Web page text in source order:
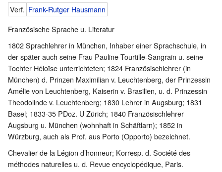
Verf. Frank-Rutger Hausmann
Französische Sprache u. Literatur
1802 Sprachlehrer in München, Inhaber einer Sprachschule, in
der später auch seine Frau Pauline Tourtille-Sangrain u. seine
Tochter Héloïse unterrichteten; 1824 Französischlehrer (in
München) d. Prinzen Maximilian v. Leuchtenberg, der Prinzessin
Amélie von Leuchtenberg, Kaiserin v. Brasilien, u. d. Prinzessin
Theodolinde v. Leuchtenberg; 1830 Lehrer in Augsburg; 1831
Basel; 1833-35 PDoz. U Zürich; 1840 Französischlehrer
Augsburg u. München (wohnhaft in Schäftlarn); 1852 in
Würzburg, auch als Prof. aus Porto (Opporto) bezeichnet.
Chevalier de la Légion d’honneur; Korresp. d. Société des
méthodes naturelles u. d. Revue encyclopédique, Paris.